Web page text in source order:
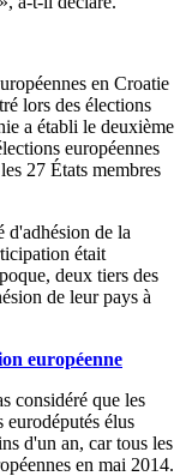
en Croatie
lors des élections
a établi le deuxième
européennes
27 États membres
d'adhésion de la
était
deux tiers des
de leur pays à
européenne
considéré que les
élus
d'un an, car tous les
en mai 2014.